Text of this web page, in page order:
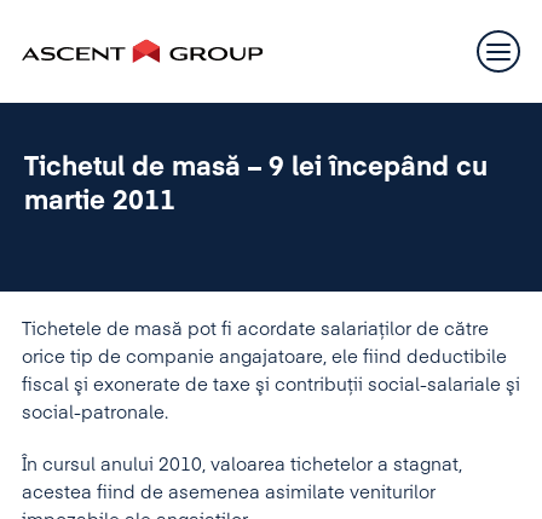
Tichetul de masă – 9 lei începând cu
martie 2011
Tichetele de masă pot fi acordate salariaţilor de către
orice tip de companie angajatoare, ele fiind deductibile
fiscal şi exonerate de taxe şi contribuții social-salariale şi
social-patronale.
În cursul anului 2010, valoarea tichetelor a stagnat,
acestea fiind de asemenea asimilate veniturilor